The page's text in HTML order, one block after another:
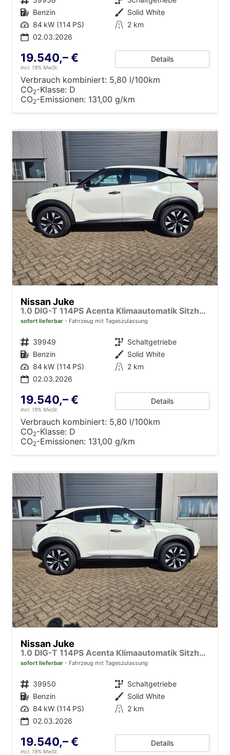
Kraftstoff Benzin Außenfarbe Solid White
Leistung 84 kW (114 PS) Kilometerstand 2 km
02.03.2026
19.540,– €
incl. 19% MwSt.
Details
Verbrauch kombiniert: 5,80 l/100km
CO2-Klasse: D
CO2-Emissionen: 131,00 g/km
Nissan Juke
1.0 DIG-T 114PS Acenta Klimaautomatik Sitzheizung Rückf.Kamera Bluetooth Touchscreen wireless Apple CarPlay Android Auto
sofort lieferbar Fahrzeug mit Tageszulassung
Fahrzeugnr. 39949 Getriebe Schaltgetriebe
Kraftstoff Benzin Außenfarbe Solid White
Leistung 84 kW (114 PS) Kilometerstand 2 km
02.03.2026
19.540,– €
incl. 19% MwSt.
Details
Verbrauch kombiniert: 5,80 l/100km
CO2-Klasse: D
CO2-Emissionen: 131,00 g/km
Nissan Juke
1.0 DIG-T 114PS Acenta Klimaautomatik Sitzheizung Rückf.Kamera Bluetooth Touchscreen wireless Apple CarPlay Android Auto
sofort lieferbar Fahrzeug mit Tageszulassung
Fahrzeugnr. 39950 Getriebe Schaltgetriebe
Kraftstoff Benzin Außenfarbe Solid White
Leistung 84 kW (114 PS) Kilometerstand 2 km
02.03.2026
19.540,– €
incl. 19% MwSt.
Details